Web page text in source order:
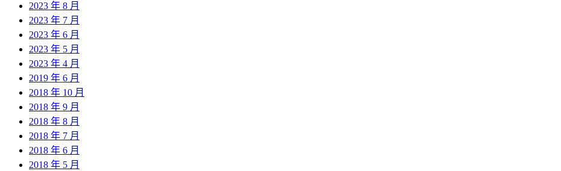
2023 年 8 月
2023 年 7 月
2023 年 6 月
2023 年 5 月
2023 年 4 月
2019 年 6 月
2018 年 10 月
2018 年 9 月
2018 年 8 月
2018 年 7 月
2018 年 6 月
2018 年 5 月